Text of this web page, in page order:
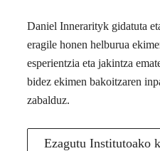
Daniel Innerarityk gidatuta
eragile honen helburua
esperientzia eta jakintza
bidez ekimen bakoitzaren
zabalduz.
Ezagutu Institutoako